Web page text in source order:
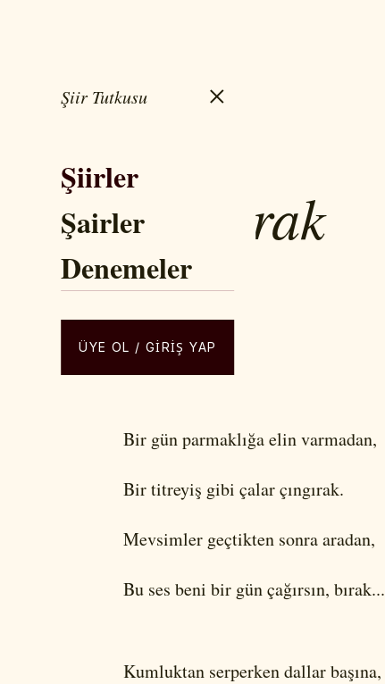
Şiir Tutkusu
Şiirler
Şairler
Denemeler
ÜYE OL / GIRIŞ YAP
Çıngırak
Bir gün parmaklığa elin varmadan,
Bir titreyiş gibi çalar çıngırak.
Mevsimler geçtikten sonra aradan,
Bu ses beni bir gün çağırsın, bırak...
Kumluktan serperken dallar başına,